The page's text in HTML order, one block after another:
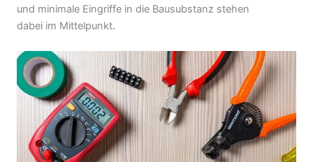
und minimale Eingriffe in die Bausubstanz stehen
dabei im Mittelpunkt.